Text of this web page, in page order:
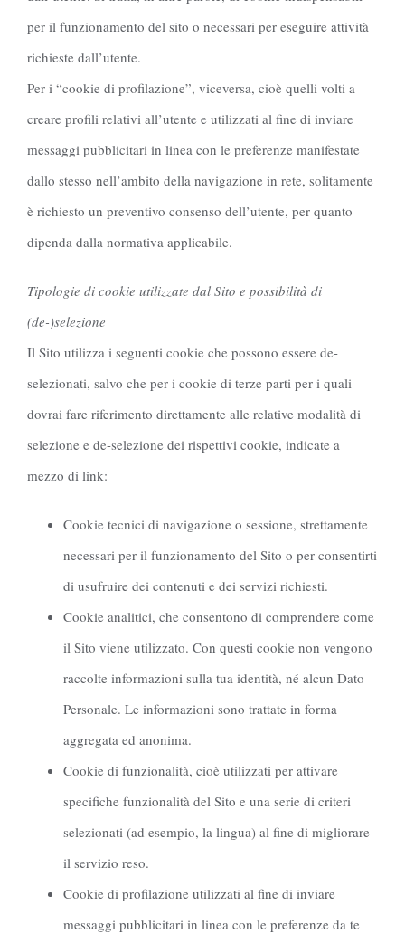
per il funzionamento del sito o necessari per eseguire attività
richieste dall’utente.
Per i “cookie di profilazione”, viceversa, cioè quelli volti a
creare profili relativi all’utente e utilizzati al fine di inviare
messaggi pubblicitari in linea con le preferenze manifestate
dallo stesso nell’ambito della navigazione in rete, solitamente
è richiesto un preventivo consenso dell’utente, per quanto
dipenda dalla normativa applicabile.
Tipologie di cookie utilizzate dal Sito e possibilità di
(de-)selezione
Il Sito utilizza i seguenti cookie che possono essere de-
selezionati, salvo che per i cookie di terze parti per i quali
dovrai fare riferimento direttamente alle relative modalità di
selezione e de-selezione dei rispettivi cookie, indicate a
mezzo di link:
Cookie tecnici di navigazione o sessione, strettamente
necessari per il funzionamento del Sito o per consentirti
di usufruire dei contenuti e dei servizi richiesti.
Cookie analitici, che consentono di comprendere come
il Sito viene utilizzato. Con questi cookie non vengono
raccolte informazioni sulla tua identità, né alcun Dato
Personale. Le informazioni sono trattate in forma
aggregata ed anonima.
Cookie di funzionalità, cioè utilizzati per attivare
specifiche funzionalità del Sito e una serie di criteri
selezionati (ad esempio, la lingua) al fine di migliorare
il servizio reso.
Cookie di profilazione utilizzati al fine di inviare
messaggi pubblicitari in linea con le preferenze da te